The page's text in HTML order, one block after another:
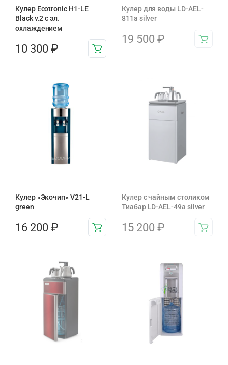
Кулер Ecotronic H1-LE
Black v.2 с эл.
охлаждением
10 300 ₽
Кулер для воды LD-AEL-
811a silver
19 500 ₽
Кулер «Экочип» V21-L
green
16 200 ₽
Кулер с чайным столиком
Тиабар LD-AEL-49a silver
15 200 ₽